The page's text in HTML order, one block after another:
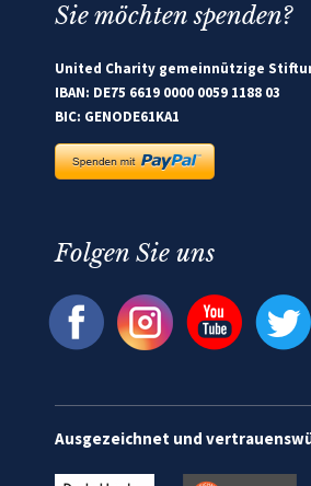
Sie möchten spenden?
United Charity gemeinnützige
IBAN: DE75 6619 0000 0059 1188 03
BIC: GENODE61KA1
Folgen Sie uns
Ausgezeichnet und